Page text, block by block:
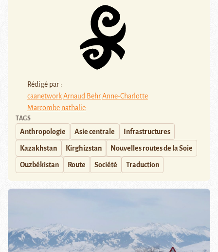
Rédigé par :
caanetworkArnaud BehrAnne-Charlotte
Marcombe nathalie
TAGS
Anthropologie Asie centrale Infrastructures
Kazakhstan Kirghizstan Nouvelles routes de la Soie
Ouzbékistan Route Société Traduction